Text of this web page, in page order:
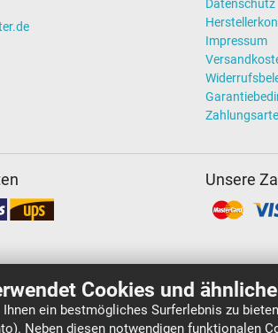
Cookies und
ein bestmögliches Surferlebnis zu
Neben diesen notwendigen funktionalen
Datenschutz
Impressum
Unsere
Deutschland GmbH